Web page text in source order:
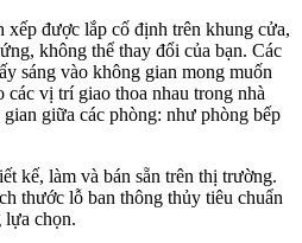
xếp được lắp cố định trên khung cửa,
không thể thay đổi của bạn. Các
sáng vào không gian mong muốn
vị trí giao thoa nhau trong nhà
giữa các phòng: như phòng bếp
kế, làm và bán sẵn trên thị trường.
thước lỗ ban thông thủy tiêu chuẩn
lựa chọn.